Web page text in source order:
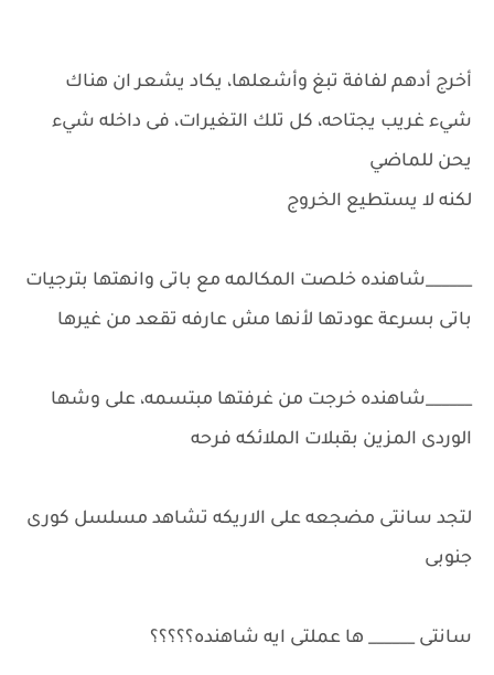
أخرج أدهم لفافة تبغ وأشعلها، يكاد يشعر ان هناك
شيء غريب يجتاحه، كل تلك التغيرات، فى داخله شيء
يحن للماضي
لكنه لا يستطيع الخروج
______شاهنده خلصت المكالمه مع باتى وانهتها بترجيات
باتى بسرعة عودتها لأنها مش عارفه تقعد من غيرها
______شاهنده خرجت من غرفتها مبتسمه، على وشها
الوردى المزين بقبلات الملائكه فرحه
لتجد سانتى مضجعه على الاريكه تشاهد مسلسل كورى
جنوبى
سانتى ______ ها عملتى ايه شاهنده؟؟؟؟؟